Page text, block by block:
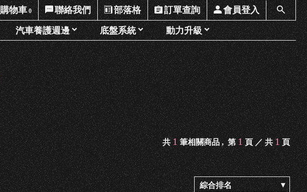
購物車 0 聯絡我們 部落格 訂單查詢 會員登入
汽車養護週邊 底盤系統 動力升級
共1筆相關商品 ,第1 頁 ／ 共1 頁